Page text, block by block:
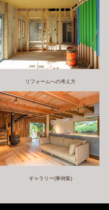
リフォームへの考え方
ギャラリー(事例集)